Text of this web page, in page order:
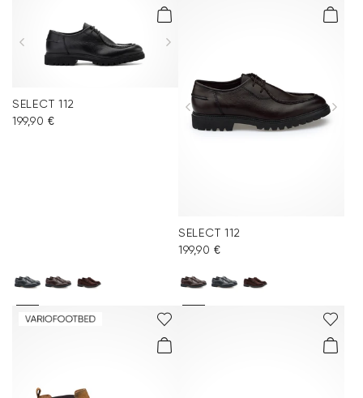
SELECT 112
199,90 €
SELECT 112
199,90 €